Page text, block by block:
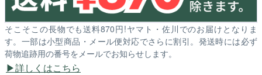
そこそこの長物でも送料870円!ヤマト・佐川でのお届けとなりま
す。一部は小型商品・メール便対応でさらに割引。発送時には必ず
荷物追跡用の番号をメールでお知らせします。
詳しくはこちら